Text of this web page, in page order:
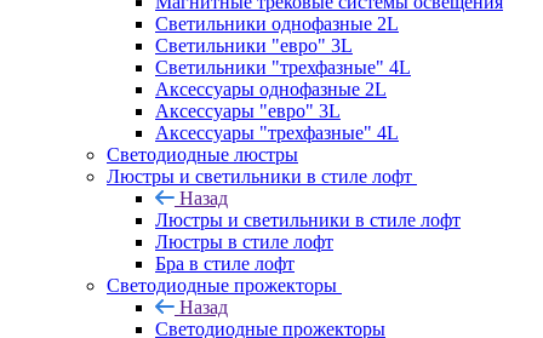
Светильники однофазные 2L
Светильники "евро" 3L
Светильники "трехфазные" 4L
Аксессуары однофазные 2L
Аксессуары "евро" 3L
Аксессуары "трехфазные" 4L
Светодиодные люстры
Люстры и светильники в стиле лофт
Назад
Люстры и светильники в стиле лофт
Люстры в стиле лофт
Бра в стиле лофт
Светодиодные прожекторы
Назад
Светодиодные прожекторы